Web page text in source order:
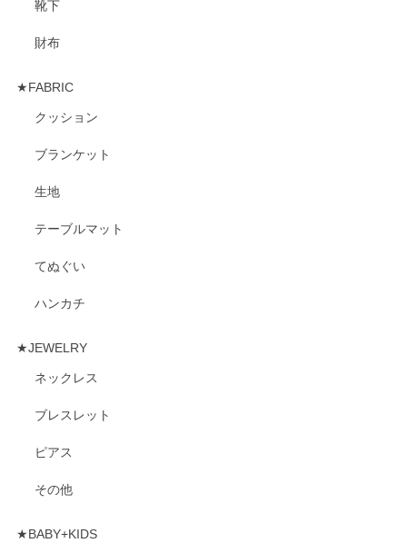
靴下
財布
★FABRIC
クッション
ブランケット
生地
テーブルマット
てぬぐい
ハンカチ
★JEWELRY
ネックレス
ブレスレット
ピアス
その他
★BABY+KIDS